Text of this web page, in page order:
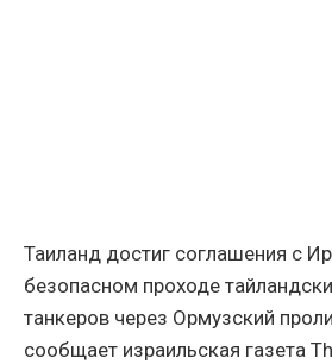
Таиланд достиг соглашения с
безопасном проходе
танкеров через Ормузский
сообщает израильская газета